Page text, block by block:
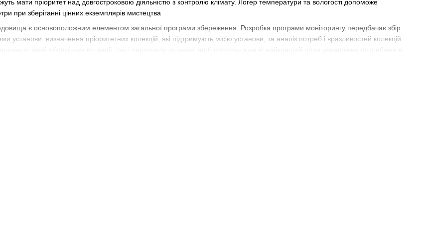
мати пріоритет над довгостроковою діяльністю з контролю клімату. Логер температури та вологості допоможе
при зберіганні цінних екземплярів мистецтва
є основоположним елементом загальної програми збереження. Розробка програми моніторингу передбачає збір
установи, визначення пріоритетних колекцій, які підтримують місію установи, та аналіз потреб і вразливостей колекцій.
який обслуговує колекції, так і персоналу установ, щоб сформулювати найкращий план управління потребами в